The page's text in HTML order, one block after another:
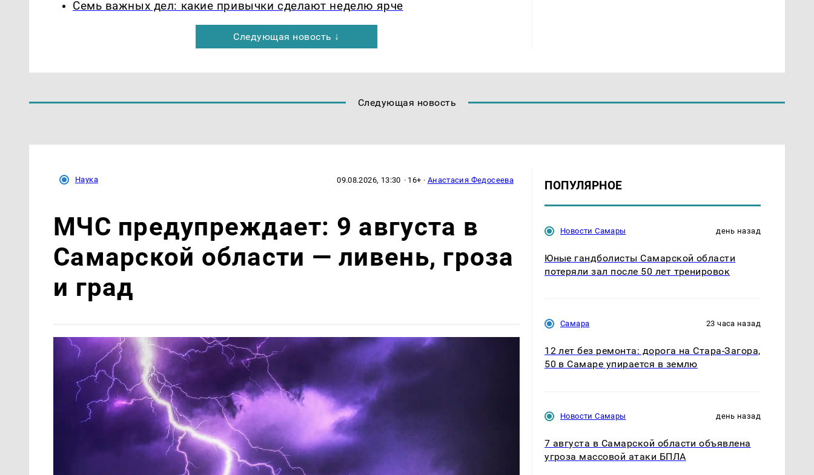
Семь важных дел: какие привычки сделают неделю ярче
Следующая новость ↓
Следующая новость
Наука 09.08.2026, 13:30 · 16+ · Анастасия Федосеева
МЧС предупреждает: 9 августа в
Самарской области — ливень, гроза
и град
ПОПУЛЯРНОЕ
Новости Самары день назад
Юные гандболисты Самарской области
потеряли зал после 50 лет тренировок
Самара 23 часа назад
12 лет без ремонта: дорога на Стара-Загора,
50 в Самаре упирается в землю
Новости Самары день назад
7 августа в Самарской области объявлена
угроза массовой атаки БПЛА